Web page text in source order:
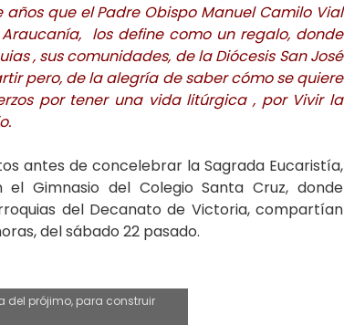
que el Padre Obispo Manuel Camilo Vial
los define como un regalo, donde
, sus comunidades, de la Diócesis San José
pero, de la alegría de saber cómo se quiere
por tener una vida litúrgica , por Vivir la
antes de concelebrar la Sagrada Eucaristía,
Gimnasio del Colegio Santa Cruz, donde
del Decanato de Victoria, compartían
del sábado 22 pasado.
del prójimo, para construir